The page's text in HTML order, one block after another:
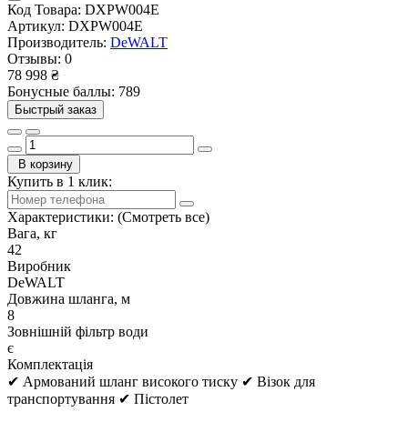
Код Товара: DXPW004E
Артикул: DXPW004E
Производитель: DeWALT
Отзывы: 0
78 998 ₴
Бонусные баллы: 789
Быстрый заказ
В корзину
Купить в 1 клик:
Характеристики: (Смотреть все)
Вага, кг
42
Виробник
DeWALT
Довжина шланга, м
8
Зовнішній фільтр води
є
Комплектація
✔ Армований шланг високого тиску ✔ Візок для
транспортування ✔ Пістолет